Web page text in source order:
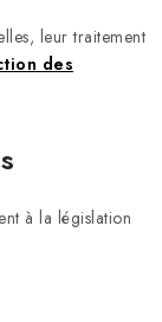
leur traitement
des
à la législation